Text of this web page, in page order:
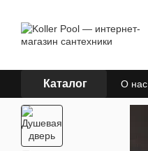
Каталог О нас